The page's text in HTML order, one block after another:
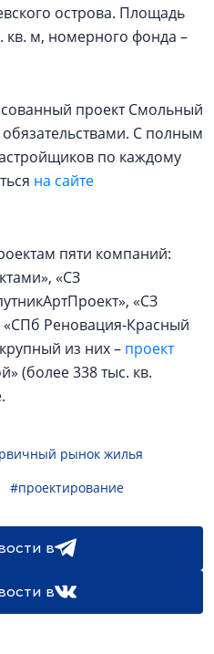
острова. Площадь
кв. м, номерного фонда –
проект Смольный
С полным
по каждому
на сайте
пяти компаний:
«СЗ
«СЗ
«СПб Реновация-Красный
из них – проект
(более 338 тыс. кв.
рынок жилья
#проектирование
в
в